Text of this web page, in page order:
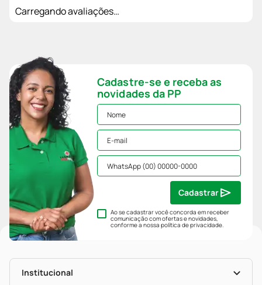
Carregando avaliações…
Cadastre-se e receba as
novidades da PP
Ao se cadastrar você concorda em receber
comunicação com ofertas e novidades,
conforme a nossapolítica de privacidade.
Cadastrar
Institucional